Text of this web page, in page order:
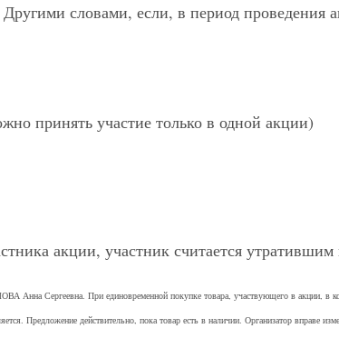
словами, если, в период проведения
принять участие только в одной акции)
акции, участник считается
Сергеевна. При единовременной покупке товара, участвующего в акции, в
Предложение действительно, пока товар есть в наличии. Организатор вправе